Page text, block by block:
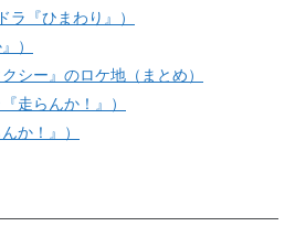
ラ『ひまわり』）
）
シー』のロケ地（まとめ）
走らんか！』）
か！』）